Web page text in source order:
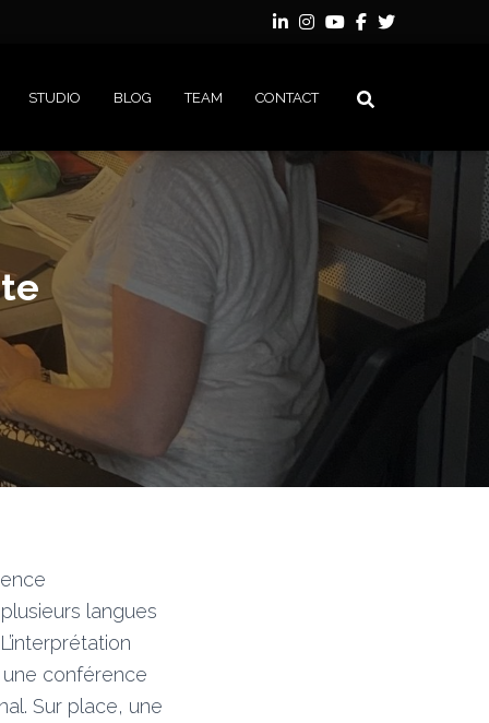
STUDIO BLOG TEAM CONTACT
langues
conférence
Sur place, une